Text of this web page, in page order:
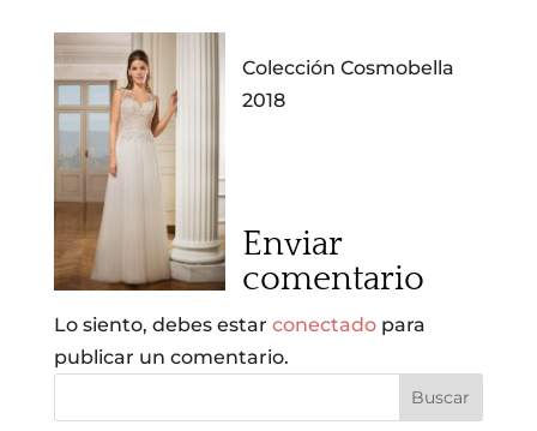
Colección Cosmobella
2018
Enviar
comentario
Lo siento, debes estar conectadopara
publicar un comentario.